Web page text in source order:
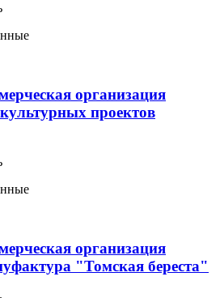
организация
проектов
организация
"Томская береста"